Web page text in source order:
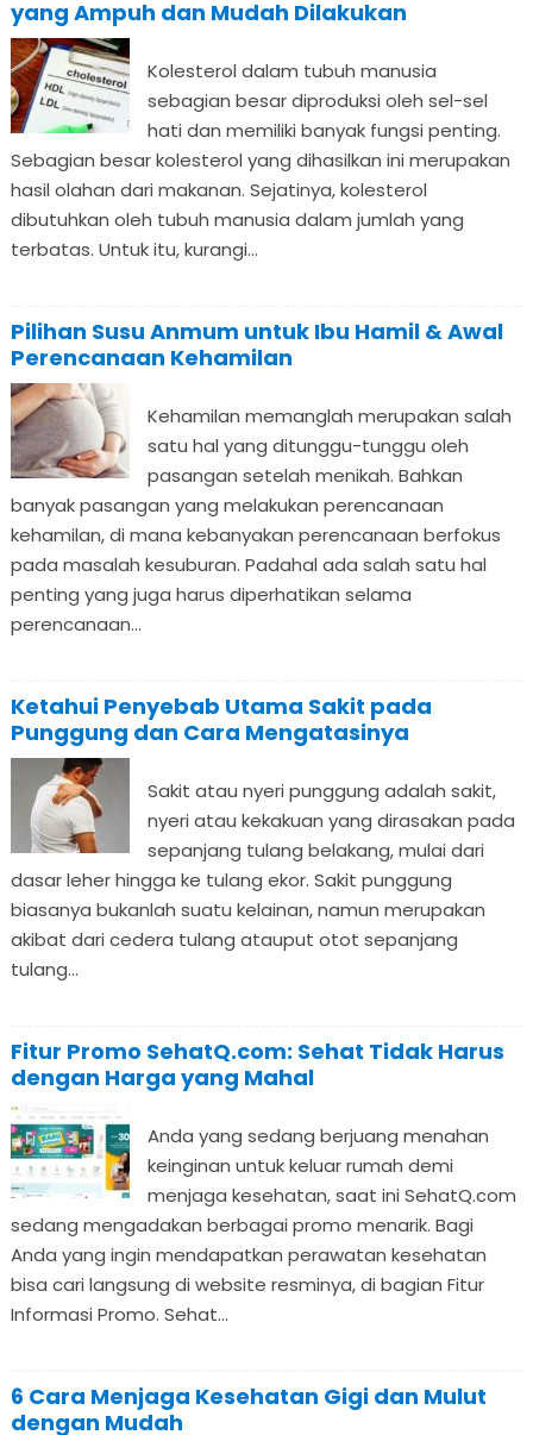
yang Ampuh dan Mudah Dilakukan
Kolesterol dalam tubuh manusia
sebagian besar diproduksi oleh sel-sel
hati dan memiliki banyak fungsi penting.
Sebagian besar kolesterol yang dihasilkan ini merupakan
hasil olahan dari makanan. Sejatinya, kolesterol
dibutuhkan oleh tubuh manusia dalam jumlah yang
terbatas. Untuk itu, kurangi...
Pilihan Susu Anmum untuk Ibu Hamil & Awal
Perencanaan Kehamilan
Kehamilan memanglah merupakan salah
satu hal yang ditunggu-tunggu oleh
pasangan setelah menikah. Bahkan
banyak pasangan yang melakukan perencanaan
kehamilan, di mana kebanyakan perencanaan berfokus
pada masalah kesuburan. Padahal ada salah satu hal
penting yang juga harus diperhatikan selama
perencanaan...
Ketahui Penyebab Utama Sakit pada
Punggung dan Cara Mengatasinya
Sakit atau nyeri punggung adalah sakit,
nyeri atau kekakuan yang dirasakan pada
sepanjang tulang belakang, mulai dari
dasar leher hingga ke tulang ekor. Sakit punggung
biasanya bukanlah suatu kelainan, namun merupakan
akibat dari cedera tulang atauput otot sepanjang
tulang...
Fitur Promo SehatQ.com: Sehat Tidak Harus
dengan Harga yang Mahal
Anda yang sedang berjuang menahan
keinginan untuk keluar rumah demi
menjaga kesehatan, saat ini SehatQ.com
sedang mengadakan berbagai promo menarik. Bagi
Anda yang ingin mendapatkan perawatan kesehatan
bisa cari langsung di website resminya, di bagian Fitur
Informasi Promo. Sehat...
6 Cara Menjaga Kesehatan Gigi dan Mulut
dengan Mudah